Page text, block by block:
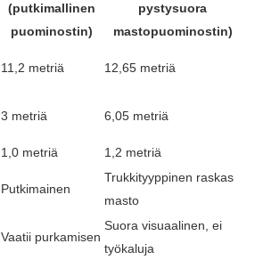
(putkimallinen
puominostin)
pystysuora
mastopuominostin)
11,2 metriä 12,65 metriä
3 metriä 6,05 metriä
1,0 metriä 1,2 metriä
Putkimainen
Trukkityyppinen raskas
masto
Vaatii purkamisen
Suora visuaalinen, ei
työkaluja